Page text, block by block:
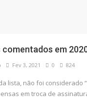
comentados em
Fev 3, 2021 0 824
lista, não foi considerado
em troca de